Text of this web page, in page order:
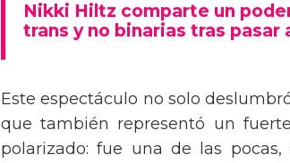
Nikki Hiltz comparte un
trans y no binarias tras pasar
Este espectáculo no solo
que también representó un
polarizado: fue una de las